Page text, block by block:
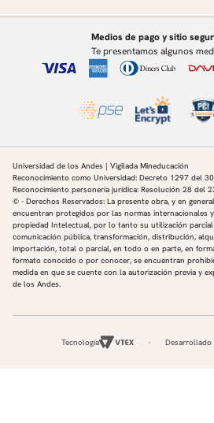
Medios de pago y sitio
Te presentamos algunos
Universidad de los Andes | Vigilada Mineducación
Reconocimiento como Universidad: Decreto 1297 del
Reconocimiento personería jurídica: Resolución 28 del
© - Derechos Reservados: La presente obra, y en
encuentran protegidos por las normas internacionales
propiedad Intelectual, por lo tanto su utilización
comunicación pública, transformación, distribución,
importación, total o parcial, en todo o en parte, en
formato conocido o por conocer, se encuentran
medida en que se cuente con la autorización previa y
de los Andes.
Tecnología Desarrollado